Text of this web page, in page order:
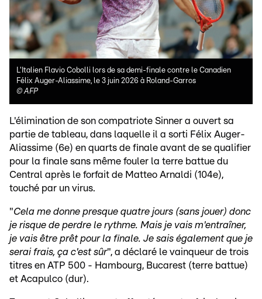
L'Italien Flavio Cobolli lors de sa demi-finale contre le Canadien
Félix Auger-Aliassime, le 3 juin 2026 à Roland-Garros
©AFP
L'élimination de son compatriote Sinner a ouvert sa
partie de tableau, dans laquelle il a sorti Félix Auger-
Aliassime (6e) en quarts de finale avant de se qualifier
pour la finale sans même fouler la terre battue du
Central après le forfait de Matteo Arnaldi (104e),
touché par un virus.
"Cela me donne presque quatre jours (sans jouer) donc
je risque de perdre le rythme. Mais je vais m'entraîner,
je vais être prêt pour la finale. Je sais également que je
serai frais, ça c'est sûr", a déclaré le vainqueur de trois
titres en ATP 500 - Hambourg, Bucarest (terre battue)
et Acapulco (dur).